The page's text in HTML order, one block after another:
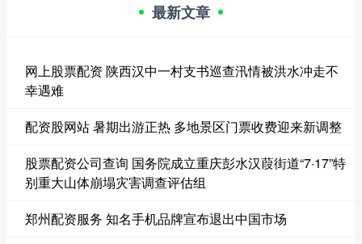
最新文章
网上股票配资 陕西汉中一村支书巡查汛情被洪水冲走不
幸遇难
配资股网站 暑期出游正热 多地景区门票收费迎来新调整
股票配资公司查询 国务院成立重庆彭水汉葭街道“7·17”特
别重大山体崩塌灾害调查评估组
郑州配资服务 知名手机品牌宣布退出中国市场